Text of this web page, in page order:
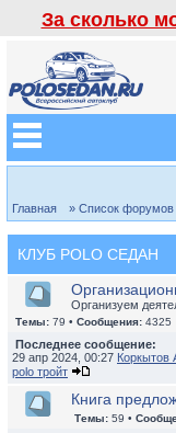
За сколько
Главная » Список форумов
КЛУБ POLO СЕДАН
Организуем
Темы: 79 • Сообщения: 4325
Последнее сообщение:
29 апр 2024, 00:27 Коркытов
polo тройт
Книга
Темы: 59 •